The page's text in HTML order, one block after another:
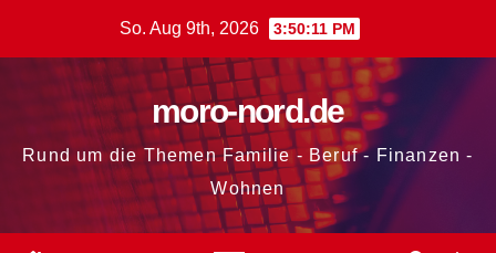
So. Aug 9th, 2026 3:50:12 PM
moro-nord.de
Rund um die Themen Familie - Beruf - Finanzen -
Wohnen